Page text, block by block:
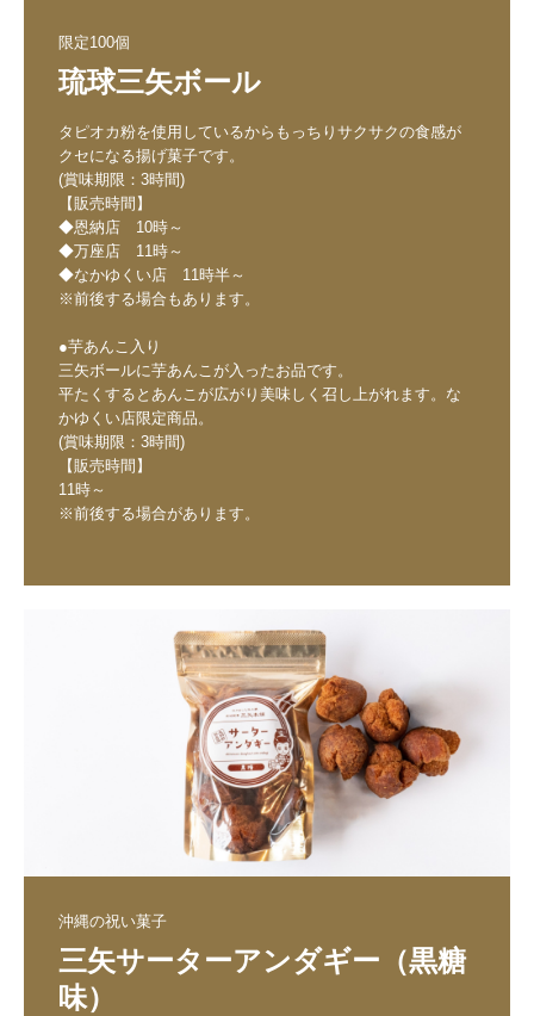
限定100個
琉球三矢ボール
タピオカ粉を使用しているからもっちりサクサクの食感が
クセになる揚げ菓子です。
(賞味期限：3時間)
【販売時間】
◆恩納店　10時～
◆万座店　11時～
◆なかゆくい店　11時半～
※前後する場合もあります。
●芋あんこ入り
三矢ボールに芋あんこが入ったお品です。
平たくするとあんこが広がり美味しく召し上がれます。な
かゆくい店限定商品。
(賞味期限：3時間)
【販売時間】
11時～
沖縄の祝い菓子
三矢サーターアンダギー（黒糖
味）